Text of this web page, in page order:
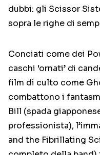
dubbi: gli Scissor
sopra le righe di
Conciati come dei
caschi ‘ornati’ di
film di culto come
combattono i
Bill (spada
professionista),
and the Fibrillating